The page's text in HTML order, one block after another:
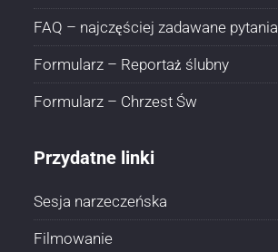
FAQ – najczęściej zadawane pytania
Formularz – Reportaż ślubny
Formularz – Chrzest Św
Przydatne linki
Sesja narzeczeńska
Filmowanie